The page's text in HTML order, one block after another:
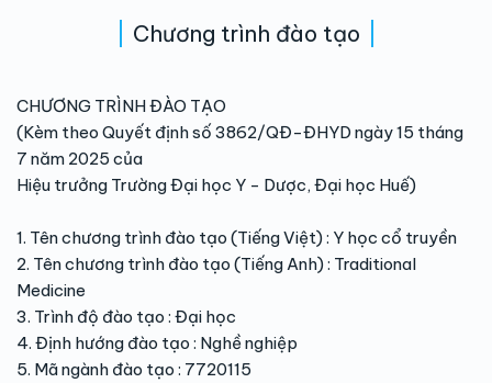
Chương trình đào tạo
CHƯƠNG TRÌNH ĐÀO TẠO
(Kèm theo Quyết định số 3862/QĐ-ĐHYD ngày 15 tháng
7 năm 2025 của
Hiệu trưởng Trường Đại học Y - Dược, Đại học Huế)
1. Tên chương trình đào tạo (Tiếng Việt) : Y học cổ truyền
2. Tên chương trình đào tạo (Tiếng Anh) : Traditional
Medicine
3. Trình độ đào tạo : Đại học
4. Định hướng đào tạo : Nghề nghiệp
5. Mã ngành đào tạo : 7720115